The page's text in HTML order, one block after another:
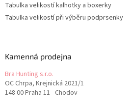
Tabulka velikostí kalhotky a boxerky
Tabulka velikostí při výběru podprsenky
Kamenná prodejna
Bra Hunting s.r.o.
OC Chrpa, Krejnická 2021/1
148 00 Praha 11 - Chodov